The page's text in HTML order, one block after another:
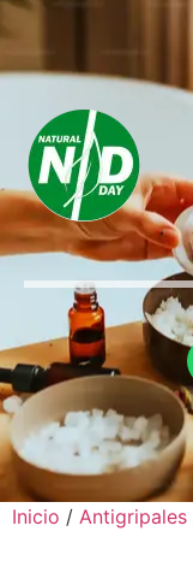
Inicio / Antigripales